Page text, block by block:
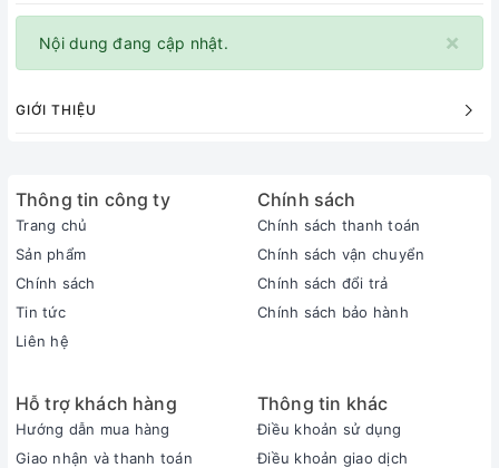
×
Nội dung đang cập nhật.
GIỚI THIỆU
Thông tin công ty
Trang chủ
Sản phẩm
Chính sách
Tin tức
Liên hệ
Chính sách
Chính sách thanh toán
Chính sách vận chuyển
Chính sách đổi trả
Chính sách bảo hành
Hỗ trợ khách hàng
Hướng dẫn mua hàng
Giao nhận và thanh toán
Thông tin khác
Điều khoản sử dụng
Điều khoản giao dịch